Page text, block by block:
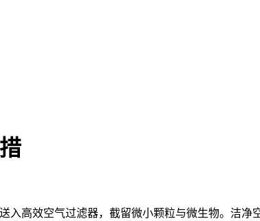
高效空气过滤器，截留微小颗粒与微生物。洁净